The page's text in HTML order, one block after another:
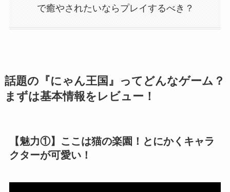
で癒やされたいならプレイするべき？
話題の『にゃん王国』ってどんなゲーム？
まずは基本情報をレビュー！
【魅力①】ここは猫の楽園！とにかくキャラ
クターが可愛い！